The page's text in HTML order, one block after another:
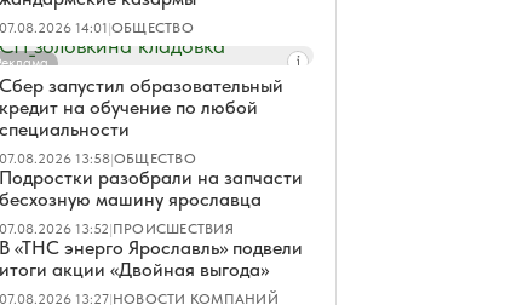
07.08.2026 14:01|ОБЩЕСТВО
Сбер запустил образовательный
кредит на обучение по любой
специальности
07.08.2026 13:58|ОБЩЕСТВО
Подростки разобрали на запчасти
бесхозную машину ярославца
07.08.2026 13:52|ПРОИСШЕСТВИЯ
В «ТНС энерго Ярославль» подвели
итоги акции «Двойная выгода»
07.08.2026 13:27|НОВОСТИ КОМПАНИЙ